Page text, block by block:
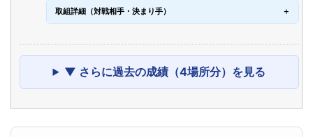
取組詳細（対戦相手・決まり手）
▼ さらに過去の成績（4場所分）を見る